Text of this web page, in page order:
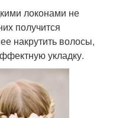
локонами не
получится
накрутить волосы,
укладку.